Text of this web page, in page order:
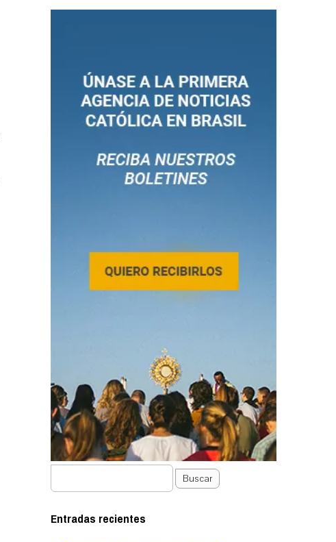
Buscar
Entradas recientes